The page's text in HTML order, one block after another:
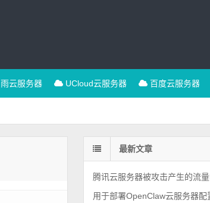
雨云服务器 UCloud云服务器 百度云服务器
最新文章
腾讯云服务器被攻击产生的流量
用于部署OpenClaw云服务器配